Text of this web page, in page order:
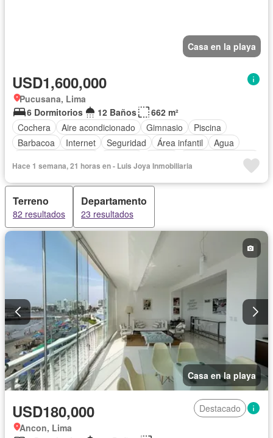
Casa en la playa
USD1,600,000
Pucusana, Lima
6 Dormitorios
12 Baños
662 m²
Cochera
Aire acondicionado Gimnasio
Piscina
Barbacoa
Internet Seguridad Área infantil
Agua
Cuarto de servicio
Patio
Electricidad Sauna Jacuzzi
Vista panorámica
Armario empotrado
Balcón
Cancha de tenis
Acceso para personas con discapacidad
Jardín en la azotea
Caseta de vigilancia
Cocina equipada
Calefacción Terraza
Cocina integral
Bodega
Tanque de agua
Permite mascotas
Permite niños
Parcialmente amoblado
Hace 1 semana, 21 horas en - Luis Joya Inmobiliaria
Terreno
82 resultados
Departamento
23 resultados
Casa en la playa
USD180,000
Destacado
Ancon, Lima